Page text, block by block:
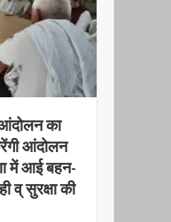
का
आंदोलन
में आई बहन-
व् सुरक्षा की